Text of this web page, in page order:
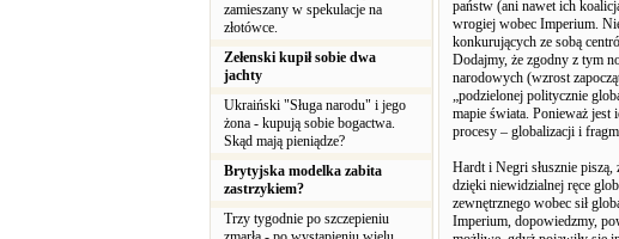
zamieszany w spekulacje na
złotówce.
Zełenski kupił sobie dwa
jachty
Ukraiński "Sługa narodu" i jego
żona - kupują sobie bogactwa.
Skąd mają pieniądze?
Brytyjska modelka zabita
zastrzykiem?
Trzy tygodnie po szczepieniu
państw (ani nawet ich
wrogiej wobec Imperium.
konkurujących ze sobą
Dodajmy, że zgodny z tym
narodowych (wzrost
„podzielonej politycznie
mapie świata. Ponieważ jest
procesy – globalizacji i
Hardt i Negri słusznie
dzięki niewidzialnej ręce
zewnętrznego wobec sił
Imperium, dopowiedzmy,